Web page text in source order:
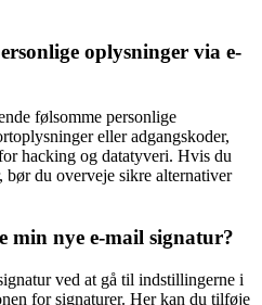
oplysninger via e-
følsomme personlige
eller adgangskoder,
hacking og datatyveri. Hvis du
bør du overveje sikre alternativer
min nye e-mail signatur?
ved at gå til indstillingerne i
for signaturer. Her kan du tilføje